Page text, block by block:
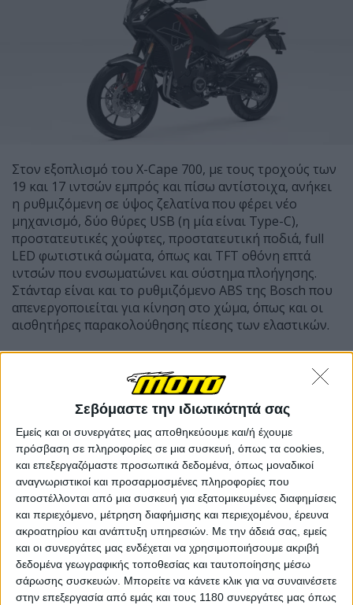
Σεβόμαστε την ιδιωτικότητά σας
Εμείς και οι συνεργάτες μας αποθηκεύουμε και/ή έχουμε
πρόσβαση σε πληροφορίες σε μια συσκευή, όπως τα cookies,
και επεξεργαζόμαστε προσωπικά δεδομένα, όπως μοναδικοί
αναγνωριστικοί και προσαρμοσμένες πληροφορίες που
αποστέλλονται από μια συσκευή για εξατομικευμένες διαφημίσεις
και περιεχόμενο, μέτρηση διαφήμισης και περιεχομένου, έρευνα
ακροατηρίου και ανάπτυξη υπηρεσιών. Με την άδειά σας, εμείς
και οι συνεργάτες μας ενδέχεται να χρησιμοποιήσουμε ακριβή
δεδομένα γεωγραφικής τοποθεσίας και ταυτοποίησης μέσω
σάρωσης συσκευών. Μπορείτε να κάνετε κλικ για να συναινέσετε
στην επεξεργασία από εμάς και τους 1180 συνεργάτες μας όπως
Στον εξοπλισμό του X-Cape 700, με τους τροχούς των
19 και 17 ιντσών εμπρός και πίσω αντίστοιχα, ανήκει
η ρυθμιζόμενη σε ύψος ζελατίνα που φέρει νέο
μηχανισμό, δύο θύρες USB (η μία είναι Type-C),
προστατευτικές χούφτες, προστατευτική ποδιά, full
LED φωτιστικά σώματα, όπως και TFT οθόνη επτά
ιντσών που ενσωματώνει και σύστημα πλοήγησης.
Στάνταρ είναι και το ρυθμιζόμενο ABS της Bosch που
απενεργοποιείται για κίνηση στο χώμα, όπως και οι
αισθητήρες παρακολούθησης πίεσης των ελαστικών.
Το X-Cape 700 διατίθεται σε έκδοση με χυτές ζάντες
αλουμινίου και ελαστικά δρόμου για καθημερινή
οδήγηση σε αστικό περιβάλλον (μόνο στο Μαύρο
χρώμα) ή σε έκδοση με ακτινωτές ζάντες (σε 3
χρώματα) και ελαστικά Pirelli Scorpion Rally STR για
adventure αποδράσεις. Σε αυτή την έκδοση στάνταρ
είναι και το κεντρικό σταντ όπως και η
απομακρυσμένη ρύθμιση για την προφόρτιση του
ελατηρίου του αμορτισέρ της ΚΥΒ που ρυθμίζεται και
στις δύο εκδόσεις σε προφόρτιση και επαναφορά, ενώ
το ανεστραμμένο πιρούνι της Marzocchi με τα 50άρια
καλάμια είναι πλήρως ρυθμιζόμενο. Στάνταρ είναι
επίσης και η κάμερα καταγραφής μέσω app απευθείας
στο κινητό τηλέφωνο.